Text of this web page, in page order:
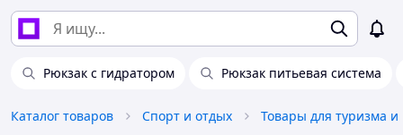
Рюкзак с гидратором Рюкзак питьевая система
Каталог товаров Спорт и отдых Товары для туризма